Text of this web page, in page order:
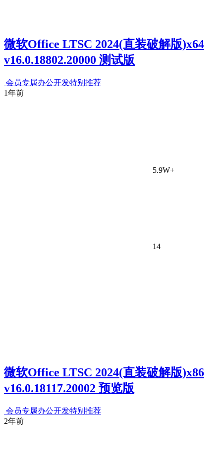
微软Office LTSC 2024(直装破解版)x64
v16.0.18802.20000 测试版
会员专属办公开发特别推荐
1年前
5.9W+
14
微软Office LTSC 2024(直装破解版)x86
v16.0.18117.20002 预览版
会员专属办公开发特别推荐
2年前